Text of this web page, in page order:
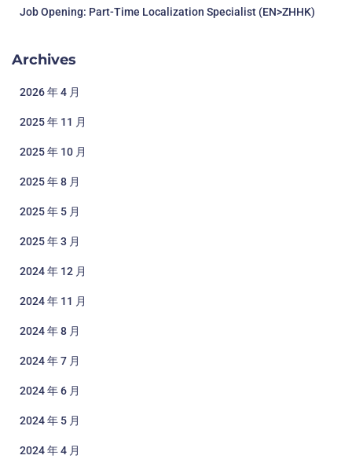
Job Opening: Part-Time Localization Specialist (EN>ZHHK)
Archives
2026 年 4 月
2025 年 11 月
2025 年 10 月
2025 年 8 月
2025 年 5 月
2025 年 3 月
2024 年 12 月
2024 年 11 月
2024 年 8 月
2024 年 7 月
2024 年 6 月
2024 年 5 月
2024 年 4 月